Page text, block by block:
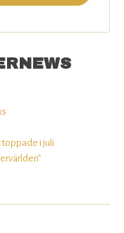
toppade i juli